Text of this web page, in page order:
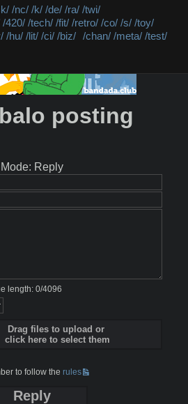
/nc/ /k/ /de/ /ra/ /twi/
/420/ /tech/ /fit/ /retro/ /co/ /s/ /toy/
/hu/ /lit/ /ci/ /biz/ /chan/ /meta/ /test/
posting
Mode: Reply
length: 0/4096
Drag files to upload or
click here to select them
to follow therules
Reply